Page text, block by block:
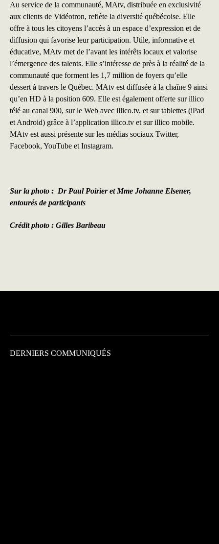
Au service de la communauté, MAtv, distribuée en exclusivité
aux clients de Vidéotron, reflète la diversité québécoise. Elle
offre à tous les citoyens l’accès à un espace d’expression et de
diffusion qui favorise leur participation. Utile, informative et
éducative, MAtv met de l’avant les intérêts locaux et valorise
l’émergence des talents. Elle s’intéresse de près à la réalité de la
communauté que forment les 1,7 million de foyers qu’elle
dessert à travers le Québec. MAtv est diffusée à la chaîne 9 ainsi
qu’en HD à la position 609. Elle est également offerte sur illico
télé au canal 900, sur le Web avec illico.tv, et sur tablettes (iPad
et Android) grâce à l’application illico.tv et sur illico mobile.
MAtv est aussi présente sur les médias sociaux Twitter,
Facebook, YouTube et Instagram.
Sur la photo : Dr Paul Poirier et Mme Johanne Elsener,
entourés de participants
Crédit photo : Gilles Baribeau
DERNIERS COMMUNIQUÉS